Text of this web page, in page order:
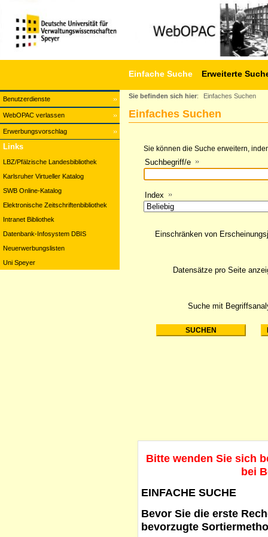
Benutzerdienste
WebOPAC verlassen
Erwerbungsvorschlag
Einfache Suche Erweiterte
Links
LBZ/Pfälzische Landesbibliothek
Karlsruher Virtueller Katalog
SWB Online-Katalog
Elektronische Zeitschriftenbibliothek
Intranet Bibliothek
Datenbank-Infosystem DBIS
Neuerwerbungslisten
Uni Speyer
Sie befinden sich hier: Einfaches Suchen
Einfaches Suchen
Sie können die Suche erweitern,
Suchbegriff/e
Index
Suche mit
Einschränken von
Datensätze pro Seite
Bitte wenden Sie sich
bei
EINFACHE SUCHE
Bevor Sie die erste
bevorzugte